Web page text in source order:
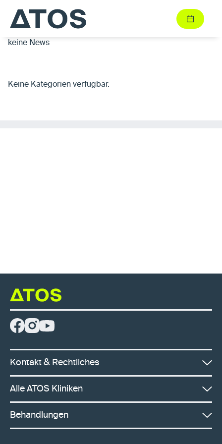
keine News
Keine Kategorien verfügbar.
Kontakt & Rechtliches
Alle ATOS Kliniken
Behandlungen